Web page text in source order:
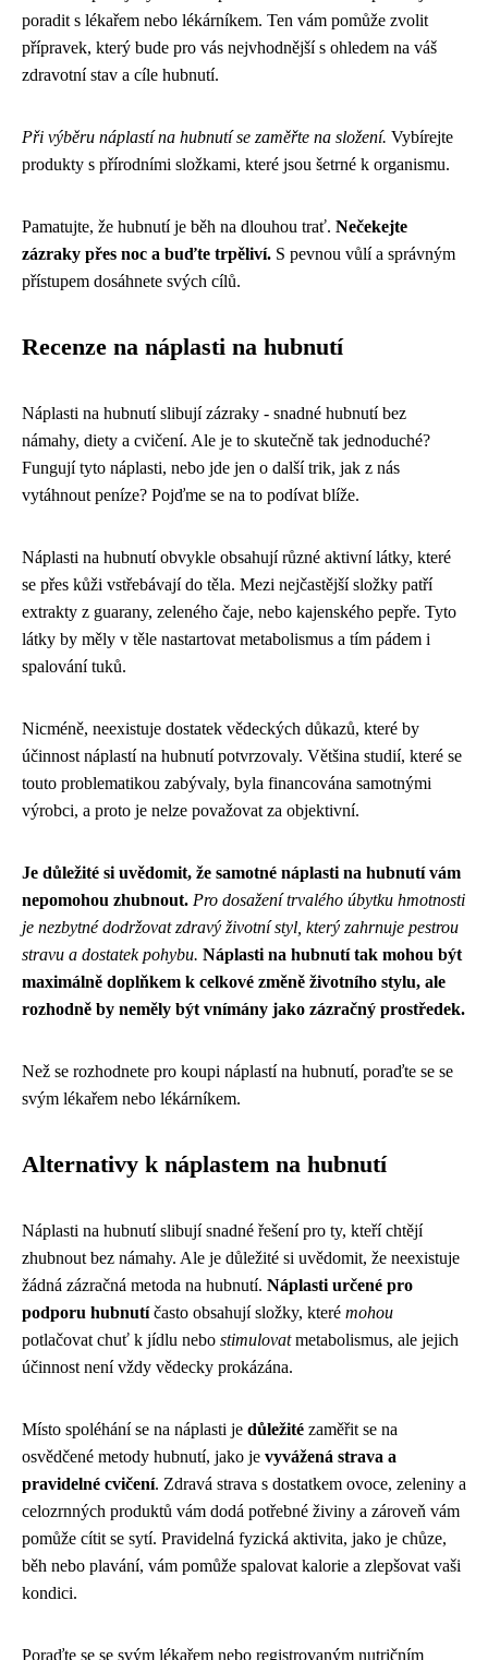
poradit s lékařem nebo lékárníkem. Ten vám pomůže zvolit
přípravek, který bude pro vás nejvhodnější s ohledem na váš
zdravotní stav a cíle hubnutí.
Při výběru náplastí na hubnutí se zaměřte na složení. Vybírejte
produkty s přírodními složkami, které jsou šetrné k organismu.
Pamatujte, že hubnutí je běh na dlouhou trať. Nečekejte
zázraky přes noc a buďte trpěliví. S pevnou vůlí a správným
přístupem dosáhnete svých cílů.
Recenze na náplasti na hubnutí
Náplasti na hubnutí slibují zázraky - snadné hubnutí bez
námahy, diety a cvičení. Ale je to skutečně tak jednoduché?
Fungují tyto náplasti, nebo jde jen o další trik, jak z nás
vytáhnout peníze? Pojďme se na to podívat blíže.
Náplasti na hubnutí obvykle obsahují různé aktivní látky, které
se přes kůži vstřebávají do těla. Mezi nejčastější složky patří
extrakty z guarany, zeleného čaje, nebo kajenského pepře. Tyto
látky by měly v těle nastartovat metabolismus a tím pádem i
spalování tuků.
Nicméně, neexistuje dostatek vědeckých důkazů, které by
účinnost náplastí na hubnutí potvrzovaly. Většina studií, které se
touto problematikou zabývaly, byla financována samotnými
výrobci, a proto je nelze považovat za objektivní.
Je důležité si uvědomit, že samotné náplasti na hubnutí vám
nepomohou zhubnout. Pro dosažení trvalého úbytku hmotnosti
je nezbytné dodržovat zdravý životní styl, který zahrnuje pestrou
stravu a dostatek pohybu. Náplasti na hubnutí tak mohou být
maximálně doplňkem k celkové změně životního stylu, ale
rozhodně by neměly být vnímány jako zázračný prostředek.
Než se rozhodnete pro koupi náplastí na hubnutí, poraďte se se
svým lékařem nebo lékárníkem.
Alternativy k náplastem na hubnutí
Náplasti na hubnutí slibují snadné řešení pro ty, kteří chtějí
zhubnout bez námahy. Ale je důležité si uvědomit, že neexistuje
žádná zázračná metoda na hubnutí. Náplasti určené pro
podporu hubnutíčasto obsahují složky, které mohou
potlačovat chuť k jídlu nebo stimulovatmetabolismus, ale jejich
účinnost není vždy vědecky prokázána.
Místo spoléhání se na náplasti je důležité zaměřit se na
osvědčené metody hubnutí, jako je vyvážená strava a
pravidelné cvičení. Zdravá strava s dostatkem ovoce, zeleniny a
celozrnných produktů vám dodá potřebné živiny a zároveň vám
pomůže cítit se sytí. Pravidelná fyzická aktivita, jako je chůze,
běh nebo plavání, vám pomůže spalovat kalorie a zlepšovat vaši
kondici.
Poraďte se se svým lékařem nebo registrovaným nutričním